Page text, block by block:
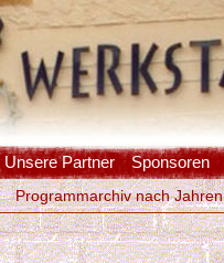
Unsere Partner Sponsoren
Programmarchiv nach Jahren